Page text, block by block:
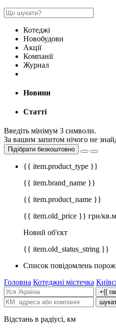
Котеджі
Новобудови
Акції
Компанії
Журнал
Новини
Статті
Введіть мінімум 3 символи.
За вашим запитом нічого не
Підібрати безкоштовно
{{ item.product_type }}
{{ item.brand_name }}
{{ item.product_name }}
{{ item.old_price }} грн/кв.м
Новий об'єкт
{{ item.old_status_string }}
Список повідомлень
Головна Котеджні містечка
+{{
Відстань в радіусі, км